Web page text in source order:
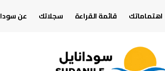
اهتماماتك قائمة القراءة سجلاتك عن